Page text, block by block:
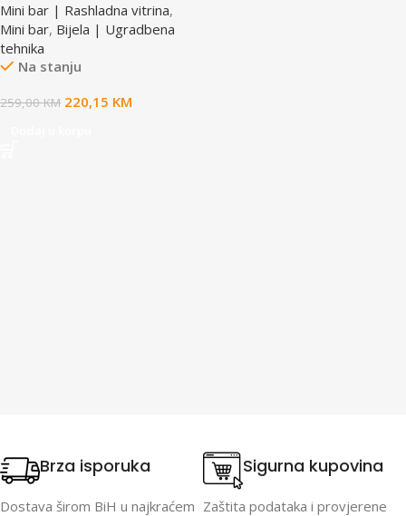
Mini bar | Rashladna vitrina,
Mini bar, Bijela | Ugradbena
tehnika
Na stanju
259,00KM 220,15 KM
Brza isporuka
Dostava širom BiH u najkraćem
Sigurna kupovina
Zaštita podataka i provjerene